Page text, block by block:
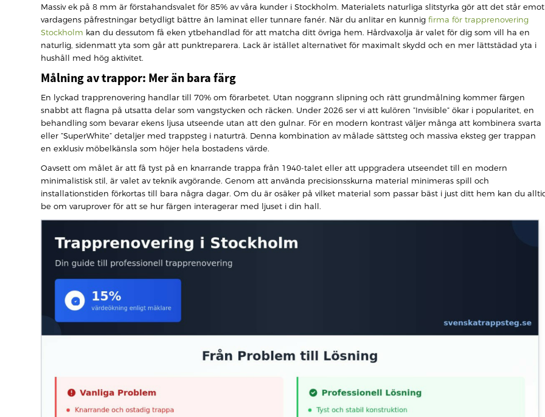
Massiv ek på 8 mm är förstahandsvalet för 85% av våra kunder i Stockholm. Materialets naturliga slitstyrka gör att det står emot
vardagens påfrestningar betydligt bättre än laminat eller tunnare fanér. När du anlitar en kunnig firma för trapprenovering
Stockholm kan du dessutom få eken ytbehandlad för att matcha ditt övriga hem. Hårdvaxolja är valet för dig som vill ha en
naturlig, sidenmatt yta som går att punktreparera. Lack är istället alternativet för maximalt skydd och en mer lättstädad yta i
hushåll med hög aktivitet.
Målning av trappor: Mer än bara färg
En lyckad trapprenovering handlar till 70% om förarbetet. Utan noggrann slipning och rätt grundmålning kommer färgen
snabbt att flagna på utsatta delar som vangstycken och räcken. Under 2026 ser vi att kulören ”Invisible” ökar i popularitet, en
behandling som bevarar ekens ljusa utseende utan att den gulnar. För en modern kontrast väljer många att kombinera svarta
eller ”SuperWhite” detaljer med trappsteg i naturträ. Denna kombination av målade sättsteg och massiva eksteg ger trappan
en exklusiv möbelkänsla som höjer hela bostadens värde.
Oavsett om målet är att få tyst på en knarrande trappa från 1940-talet eller att uppgradera utseendet till en modern
minimalistisk stil, är valet av teknik avgörande. Genom att använda precisionsskurna material minimeras spill och
installationstiden förkortas till bara några dagar. Om du är osäker på vilket material som passar bäst i just ditt hem kan du
be om varuprover för att se hur färgen interagerar med ljuset i din hall.